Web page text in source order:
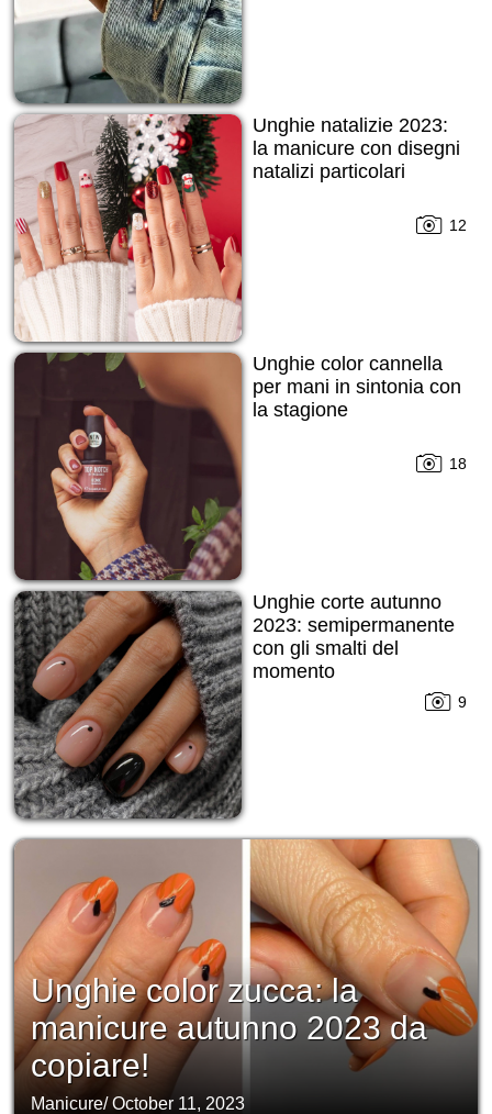
Unghie natalizie 2023:
la manicure con disegni
natalizi particolari
12
Unghie color cannella
per mani in sintonia con
la stagione
18
Unghie corte autunno
2023: semipermanente
con gli smalti del
momento
9
Unghie color zucca: la
manicure autunno 2023 da
copiare!
Manicure/October 11, 2023